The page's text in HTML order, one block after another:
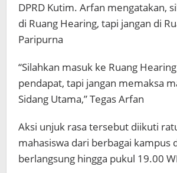
DPRD Kutim. Arfan mengatakan,
di Ruang Hearing, tapi jangan di
Paripurna
“Silahkan masuk ke Ruang
pendapat, tapi jangan memaksa
Sidang Utama,” Tegas Arfan
Aksi unjuk rasa tersebut diikuti
mahasiswa dari berbagai kampus
berlangsung hingga pukul 19.00